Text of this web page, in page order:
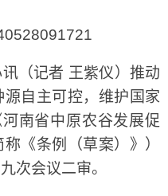
（记者 王紫仪）推动
自主可控，维护国家
南省中原农谷发展促
《条例（草案）》）
次会议二审。